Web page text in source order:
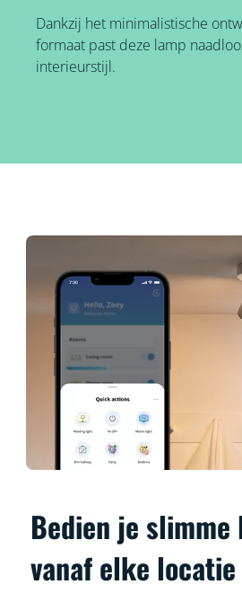
Dankzij het minimalistische
formaat past deze lamp
interieurstijl.
Bedien je slimme
vanaf elke locatie